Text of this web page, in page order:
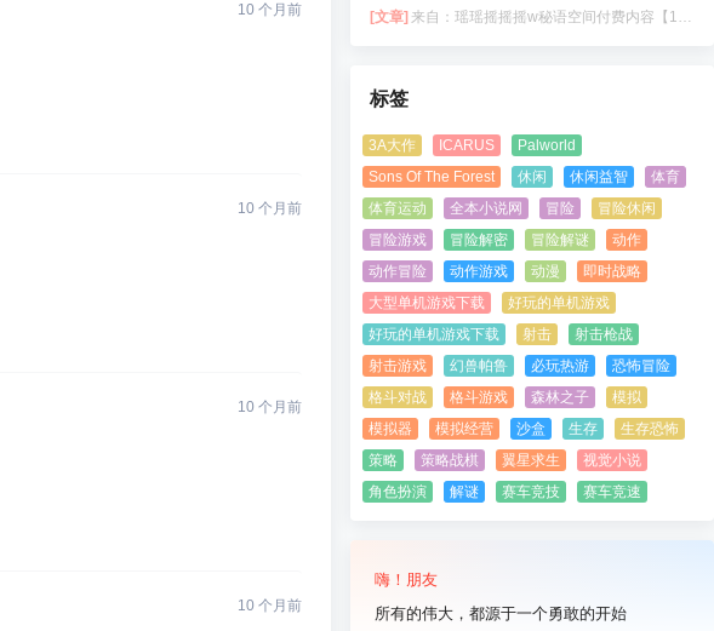
10 个月前
10 个月前
10 个月前
10 个月前
[文章] 来自： 瑶瑶摇摇摇w秘语空间付费内容【11.06】
标签
3A大作 ICARUS
Palworld
Sons Of The Forest
休闲 休闲益智
体育
体育运动
全本小说网 冒险
冒险休闲
冒险游戏
冒险解密 冒险解谜
动作
动作冒险
动作游戏 动漫
即时战略
大型单机游戏下载
好玩的单机游戏
好玩的单机游戏下载
射击
射击枪战
射击游戏
幻兽帕鲁 必玩热游
恐怖冒险
格斗对战
格斗游戏 森林之子
模拟
模拟器
模拟经营 沙盒 生存
生存恐怖
策略
策略战棋 翼星求生
视觉小说
角色扮演
解谜 赛车竞技 赛车竞速
嗨！朋友
所有的伟大，都源于一个勇敢的开始